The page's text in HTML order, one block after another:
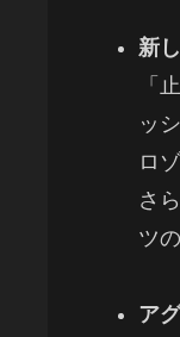
新
「
ッ
ロ
さ
ツ
ア